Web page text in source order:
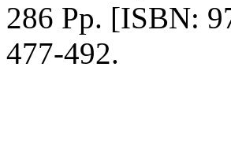
286 Pp. [ISBN:
477-492.